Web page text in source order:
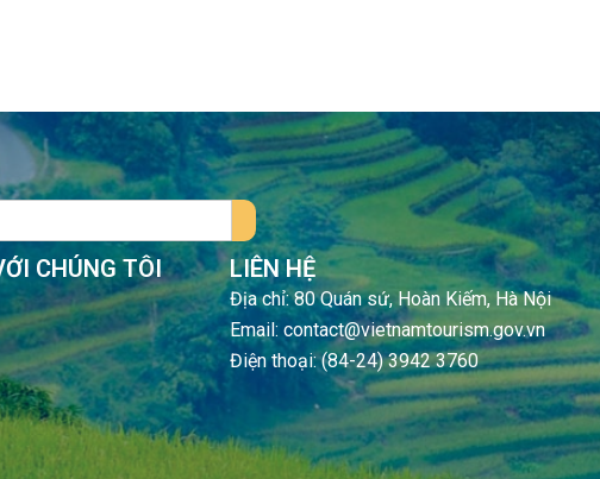
CHÚNG TÔI LIÊN HỆ
Địa chỉ: 80 Quán sứ, Hoàn Kiếm, Hà Nội
Email: contact@vietnamtourism.gov.vn
Điện thoại: (84-24) 3942 3760